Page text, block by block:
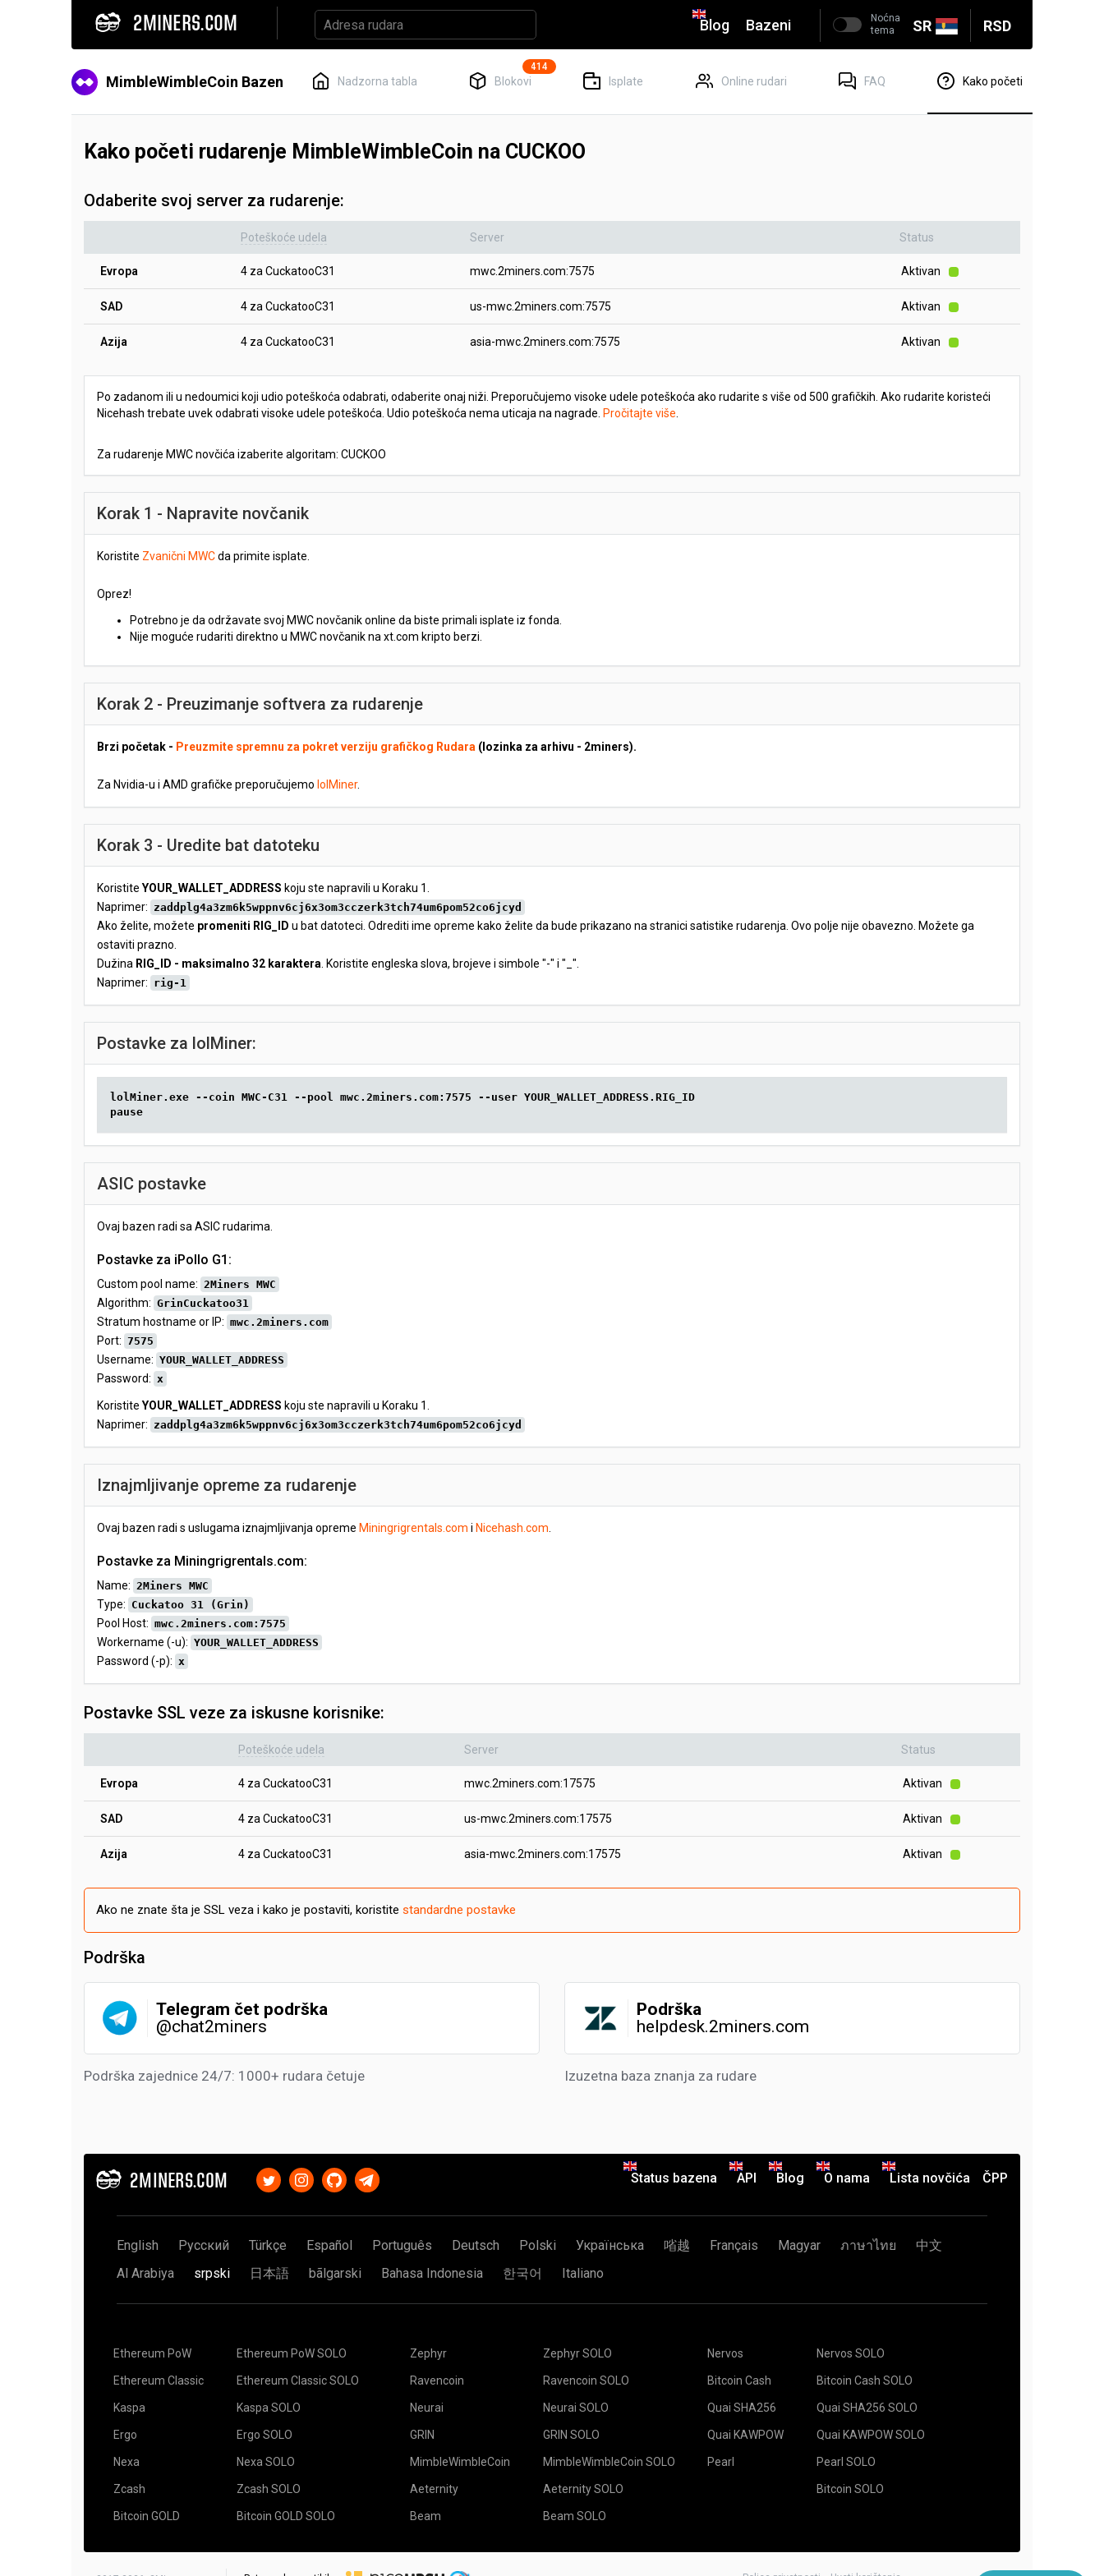
2MINERS.COM SR RSD
Blog Bazeni
Noćna
tema
MimbleWimbleCoin Bazen Nadzorna tabla Blokovi
414
Isplate Online rudari FAQ Kako početi
Kako početi rudarenje MimbleWimbleCoin na CUCKOO
Odaberite svoj server za rudarenje:
Poteškoće udela Server Status
Evropa 4 za CuckatooC31 mwc.2miners.com:7575 Aktivan
SAD 4 za CuckatooC31 us-mwc.2miners.com:7575 Aktivan
Azija 4 za CuckatooC31 asia-mwc.2miners.com:7575 Aktivan
Po zadanom ili u nedoumici koji udio poteškoća odabrati, odaberite onaj niži. Preporučujemo visoke udele poteškoća ako rudarite s više od 500 grafičkih. Ako rudarite koristeći
Nicehash trebate uvek odabrati visoke udele poteškoća. Udio poteškoća nema uticaja na nagrade. Pročitajte više
Za rudarenje MWC novčića izaberite algoritam: CUCKOO
Korak 1 - Napravite novčanik
Koristite Zvanični MWCda primite isplate.
Oprez!
Potrebno je da održavate svoj MWC novčanik online da biste primali isplate iz fonda.
Nije moguće rudariti direktno u MWC novčanik na xt.com kripto berzi.
Korak 2 - Preuzimanje softvera za rudarenje
Brzi početak - Preuzmite spremnu za pokret verziju grafičkog Rudara (lozinka za arhivu - 2miners).
Za Nvidia-u i AMD grafičke preporučujemo lolMiner.
Korak 3 - Uredite bat datoteku
Koristite YOUR_WALLET_ADDRESS koju ste napravili u Koraku 1.
Naprimer: zaddplg4a3zm6k5wppnv6cj6x3om3cczerk3tch74um6pom52co6jcyd
Ako želite, možete promeniti RIG_ID u bat datoteci. Odrediti ime opreme kako želite da bude prikazano na stranici satistike rudarenja. Ovo polje nije obavezno. Možete ga
ostaviti prazno.
Dužina RIG_ID - maksimalno 32 karaktera . Koristite engleska slova, brojeve i simbole "-" i "_".
Naprimer: rig-1
Postavke za lolMiner:
lolMiner.exe --coin MWC-C31 --pool mwc.2miners.com:7575 --user YOUR_WALLET_ADDRESS.RIG_ID
pause
ASIC postavke
Ovaj bazen radi sa ASIC rudarima.
Postavke za iPollo G1:
Custom pool name: 2Miners MWC
Algorithm: GrinCuckatoo31
Stratum hostname or IP: mwc.2miners.com
Port: 7575
Username: YOUR_WALLET_ADDRESS
Password: x
Koristite YOUR_WALLET_ADDRESS koju ste napravili u Koraku 1.
Naprimer: zaddplg4a3zm6k5wppnv6cj6x3om3cczerk3tch74um6pom52co6jcyd
Iznajmljivanje opreme za rudarenje
Ovaj bazen radi s uslugama iznajmljivanja opreme Miningrigrentals.com i Nicehash.com
Postavke za Miningrigrentals.com:
Name: 2Miners MWC
Type: Cuckatoo 31 (Grin)
Pool Host: mwc.2miners.com:7575
Workername (-u): YOUR_WALLET_ADDRESS
Password (-p): x
Postavke SSL veze za iskusne korisnike:
Poteškoće udela Server Status
Evropa 4 za CuckatooC31 mwc.2miners.com:17575 Aktivan
SAD 4 za CuckatooC31 us-mwc.2miners.com:17575 Aktivan
Azija 4 za CuckatooC31 asia-mwc.2miners.com:17575 Aktivan
Ako ne znate šta je SSL veza i kako je postaviti, koristite standardne postavke
Podrška
Telegram čet podrška
@chat2miners
Podrška zajednice 24/7: 1000+ rudara četuje
Podrška
helpdesk.2miners.com
Izuzetna baza znanja za rudare
2MINERS.COM Status bazena API Blog O nama Lista novčića ČPP
English Русский Türkçe Español Português Deutsch Polski Українська 㗂越 Français Magyar ภาษาไทย
中文
Al Arabiya
srpski 日本語 bãlgarski Bahasa Indonesia 한국어 Italiano
Ethereum PoW
Ethereum Classic
Kaspa
Ergo
Nexa
Zcash
Bitcoin GOLD
Ethereum PoW SOLO
Ethereum Classic SOLO
Kaspa SOLO
Ergo SOLO
Nexa SOLO
Zcash SOLO
Bitcoin GOLD SOLO
Zephyr
Ravencoin
Neurai
GRIN
MimbleWimbleCoin
Aeternity
Beam
Zephyr SOLO
Ravencoin SOLO
Neurai SOLO
GRIN SOLO
MimbleWimbleCoin SOLO
Aeternity SOLO
Beam SOLO
Nervos
Bitcoin Cash
Quai SHA256
Quai KAWPOW
Pearl
Nervos SOLO
Bitcoin Cash SOLO
Quai SHA256 SOLO
Quai KAWPOW SOLO
Pearl SOLO
Bitcoin SOLO